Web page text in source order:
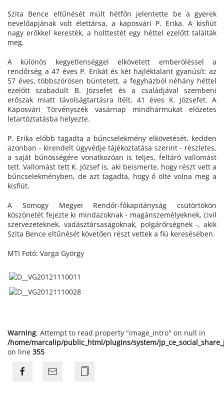
Szita Bence eltűnését múlt hétfőn jelentette be a gyerek
nevelőapjának volt élettársa, a kaposvári P. Erika. A kisfiút
nagy erőkkel keresték, a holttestét egy héttel ezelőtt találták
meg.
A különös kegyetlenséggel elkövetett emberöléssel a
rendőrség a 47 éves P. Erikát és két hajléktalant gyanúsít: az
57 éves, többszörösen büntetett, a fegyházból néhány héttel
ezelőtt szabadult B. Józsefet és a családjával szembeni
erőszak miatt távolságtartásra ítélt, 41 éves K. Józsefet. A
Kaposvári Törvényszék vasárnap mindhármukat előzetes
letartóztatásba helyezte.
P. Erika előbb tagadta a bűncselekmény elkövetését, kedden
azonban - kirendelt ügyvédje tájékoztatása szerint - részletes,
a saját bűnösségére vonatkozóan is teljes, feltáró vallomást
tett. Vallomást tett K. József is, aki beismerte, hogy részt vett a
bűncselekményben, de azt tagadta, hogy ő ölte volna meg a
kisfiút.
A Somogy Megyei Rendőr-főkapitányság csütörtökön
köszönetét fejezte ki mindazoknak - magánszemélyeknek, civil
szervezeteknek, vadásztársaságoknak, polgárőrségnek -, akik
Szita Bence eltűnését követően részt vettek a fiú keresésében.
MTI Fotó: Varga György
Warning: Attempt to read property "image_intro" on null in
/home/marcalip/public_html/plugins/system/
on line 355